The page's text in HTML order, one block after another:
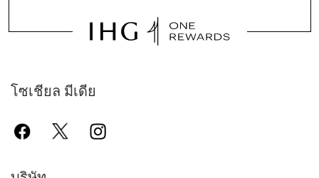
โซเชียล มีเดีย